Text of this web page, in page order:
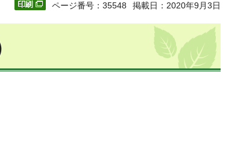
ページ番号：35548 掲載日：2020年9月3日